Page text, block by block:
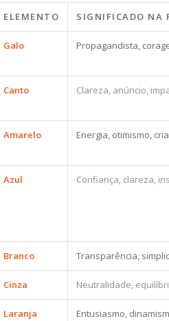
ELEMENTO SIGNIFICADO NA
Galo Propagandista,
Canto Clareza, anúncio,
Amarelo Energia, otimismo,
Azul Confiança, clareza,
Branco Transparência,
Cinza Neutralidade,
Laranja Entusiasmo,